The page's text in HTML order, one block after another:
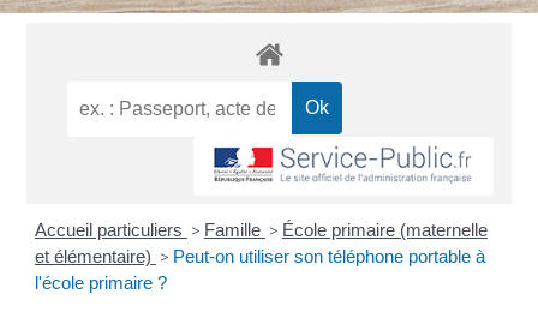
Accueil particuliers > Famille > École primaire (maternelle
et élémentaire) > Peut-on utiliser son téléphone portable à
l'école primaire ?